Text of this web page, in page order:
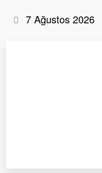
7 Ağustos 2026